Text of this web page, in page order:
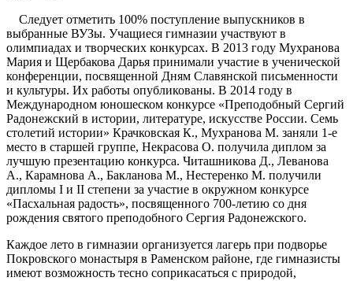
Следует отметить 100% поступление выпускников в
выбранные ВУЗы. Учащиеся гимназии участвуют в
олимпиадах и творческих конкурсах. В 2013 году Мухранова
Мария и Щербакова Дарья принимали участие в ученической
конференции, посвященной Дням Славянской письменности
и культуры. Их работы опубликованы. В 2014 году в
Международном юношеском конкурсе «Преподобный Сергий
Радонежский в истории, литературе, искусстве России. Семь
столетий истории» Крачковская К., Мухранова М. заняли 1-е
место в старшей группе, Некрасова О. получила диплом за
лучшую презентацию конкурса. Читашникова Д., Леванова
А., Карамнова А., Бакланова М., Нестеренко М. получили
дипломы I и II степени за участие в окружном конкурсе
«Пасхальная радость», посвященного 700-летию со дня
рождения святого преподобного Сергия Радонежского.
Каждое лето в гимназии организуется лагерь при подворье
Покровского монастыря в Раменском районе, где гимназисты
имеют возможность тесно соприкасаться с природой,